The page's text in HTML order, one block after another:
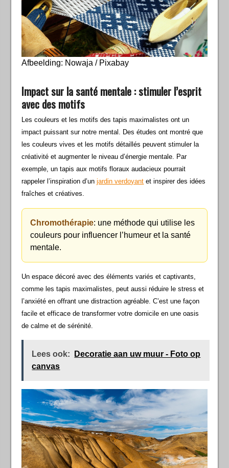
Afbeelding: Nowaja / Pixabay
Impact sur la santé mentale : stimuler l’esprit
avec des motifs
Les couleurs et les motifs des tapis maximalistes ont un
impact puissant sur notre mental. Des études ont montré que
les couleurs vives et les motifs détaillés peuvent stimuler la
créativité et augmenter le niveau d’énergie mentale. Par
exemple, un tapis aux motifs floraux audacieux pourrait
rappeler l’inspiration d’unjardin verdoyant et inspirer des idées
fraîches et créatives.
Chromothérapie: une méthode qui utilise les
couleurs pour influencer l’humeur et la santé
mentale.
Un espace décoré avec des éléments variés et captivants,
comme les tapis maximalistes, peut aussi réduire le stress et
l’anxiété en offrant une distraction agréable. C’est une façon
facile et efficace de transformer votre domicile en une oasis
de calme et de sérénité.
Lees ook:
Decoratie aan uw muur - Foto op
canvas